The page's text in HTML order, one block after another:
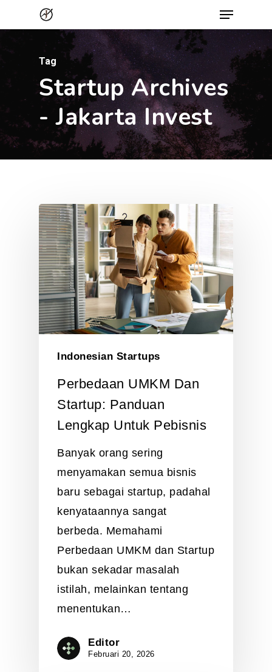
to
main
content
Menu
Tag
Startup Archives
- Jakarta Invest
Indonesian Startups
Perbedaan UMKM Dan
Startup: Panduan
Lengkap Untuk Pebisnis
Banyak orang sering
menyamakan semua bisnis
baru sebagai startup, padahal
kenyataannya sangat
berbeda. Memahami
Perbedaan UMKM dan Startup
bukan sekadar masalah
istilah, melainkan tentang
menentukan…
Editor
Februari 20, 2026
Close
Menu